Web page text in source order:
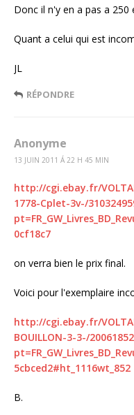
Donc il n'y en a pas a
Quant a celui qui est
JL
RÉPONDRE
Anonyme
13 JUIN 2011 Á 22 H 45 MIN
http://cgi.ebay.fr/
1778-Cplet-3v-/
0cf18c7
on verra bien le prix final.
Voici pour l'exemplaire
http://cgi.ebay.fr/
BOUILLON-3-3-/
5cbced2#ht_1116wt_852
B.